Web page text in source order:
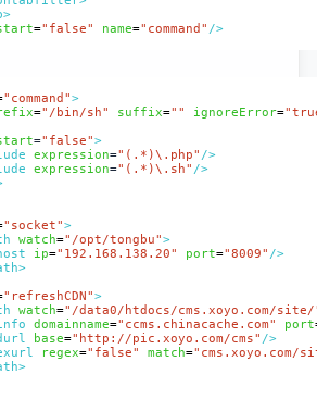
="false" name="command" />
"command">
="/bin/sh" suffix="" ignoreError=
="false">
expression="(.*)\.php" />
expression="(.*)\.sh" />
"socket">
watch="/opt/tongbu">
ip="192.168.138.20" port="8009" />
"refreshCDN">
watch="/data0/htdocs/cms.xoyo.com/
domainname="ccms.chinacache.com" port
base="http://pic.xoyo.com/cms" />
regex="false" match="cms.xoyo.com/